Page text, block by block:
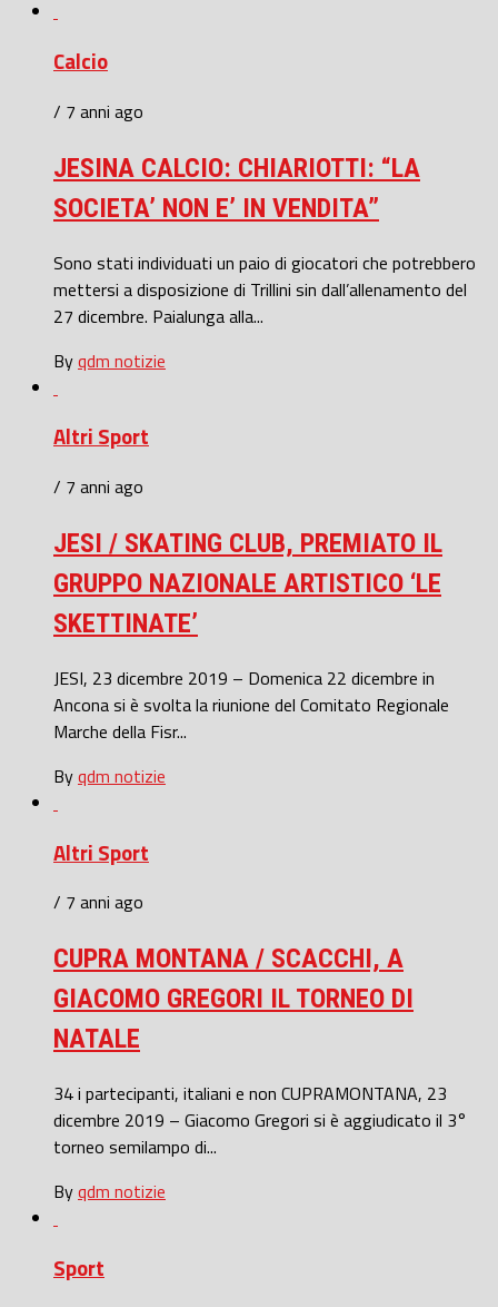
Calcio
/ 7 anni ago
JESINA CALCIO: CHIARIOTTI: “LA
SOCIETA’ NON E’ IN VENDITA”
Sono stati individuati un paio di giocatori che potrebbero
mettersi a disposizione di Trillini sin dall’allenamento del
27 dicembre. Paialunga alla...
Byqdm notizie
Altri Sport
/ 7 anni ago
JESI / SKATING CLUB, PREMIATO IL
GRUPPO NAZIONALE ARTISTICO ‘LE
SKETTINATE’
JESI, 23 dicembre 2019 – Domenica 22 dicembre in
Ancona si è svolta la riunione del Comitato Regionale
Marche della Fisr...
Byqdm notizie
Altri Sport
/ 7 anni ago
CUPRA MONTANA / SCACCHI, A
GIACOMO GREGORI IL TORNEO DI
NATALE
34 i partecipanti, italiani e non CUPRAMONTANA, 23
dicembre 2019 – Giacomo Gregori si è aggiudicato il 3°
torneo semilampo di...
Byqdm notizie
Sport